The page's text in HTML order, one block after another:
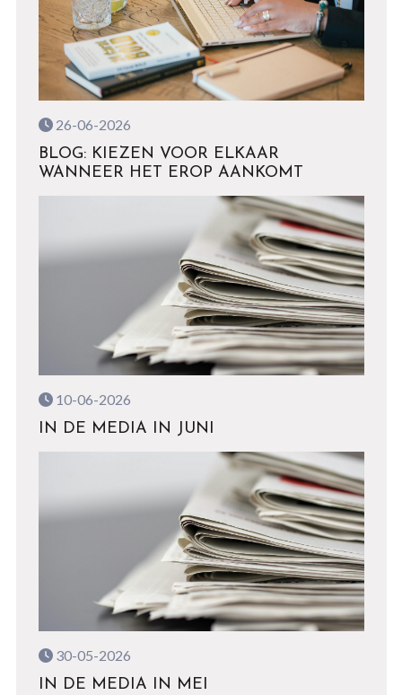
26-06-2026
BLOG: KIEZEN VOOR ELKAAR
WANNEER HET EROP AANKOMT
10-06-2026
IN DE MEDIA IN JUNI
30-05-2026
IN DE MEDIA IN MEI